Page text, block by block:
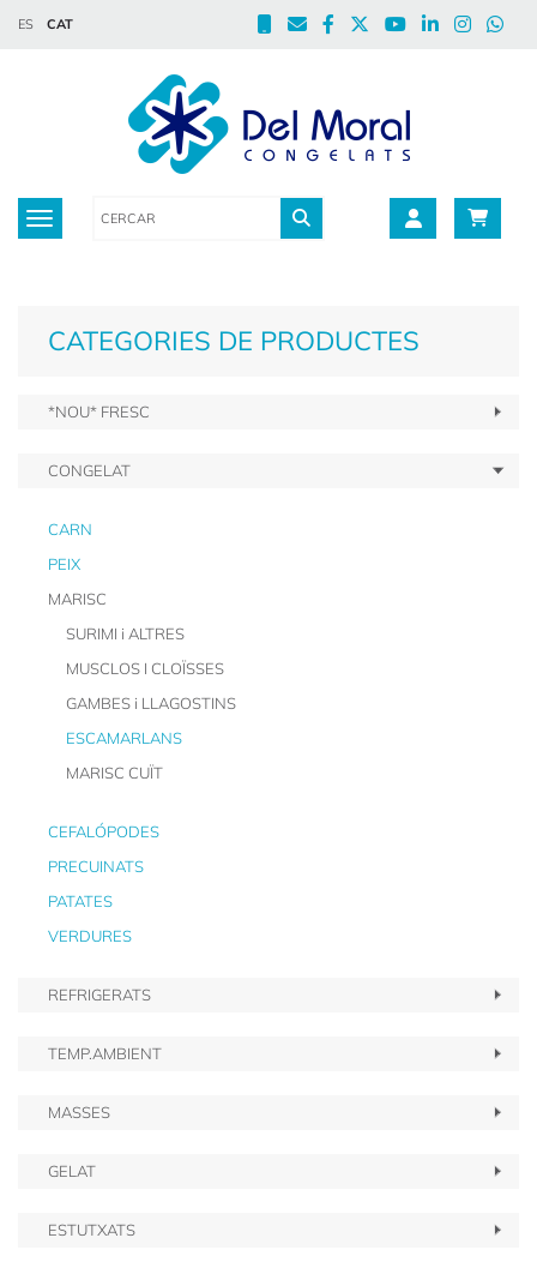
ES CAT
Toggle navigation
CATEGORIES DE PRODUCTES
*NOU* FRESC
CONGELAT
CARN
PEIX
MARISC
SURIMI i ALTRES
MUSCLOS I CLOÏSSES
GAMBES i LLAGOSTINS
ESCAMARLANS
MARISC CUÏT
CEFALÓPODES
PRECUINATS
PATATES
VERDURES
REFRIGERATS
TEMP.AMBIENT
MASSES
GELAT
ESTUTXATS